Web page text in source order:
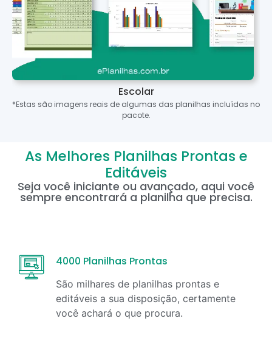
Escolar
*Estas são imagens reais de algumas das planilhas incluídas no
pacote.
As Melhores Planilhas Prontas e
Editáveis
Seja você iniciante ou avançado, aqui você
sempre encontrará a planilha que precisa.
4000 Planilhas Prontas
São milhares de planilhas prontas e
editáveis a sua disposição, certamente
você achará o que procura.